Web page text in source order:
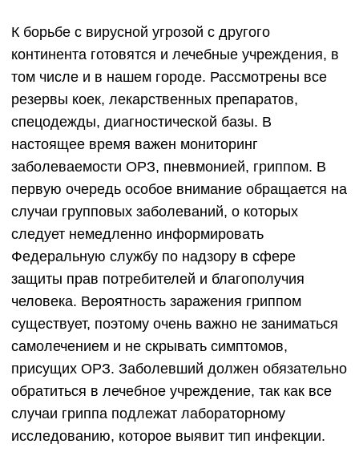
К борьбе с вирусной угрозой с другого
континента готовятся и лечебные учреждения, в
том числе и в нашем городе. Рассмотрены все
резервы коек, лекарственных препаратов,
спецодежды, диагностической базы. В
настоящее время важен мониторинг
заболеваемости ОРЗ, пневмонией, гриппом. В
первую очередь особое внимание обращается на
случаи групповых заболеваний, о которых
следует немедленно информировать
Федеральную службу по надзору в сфере
защиты прав потребителей и благополучия
человека. Вероятность заражения гриппом
существует, поэтому очень важно не заниматься
самолечением и не скрывать симптомов,
присущих ОРЗ. Заболевший должен обязательно
обратиться в лечебное учреждение, так как все
случаи гриппа подлежат лабораторному
исследованию, которое выявит тип инфекции.